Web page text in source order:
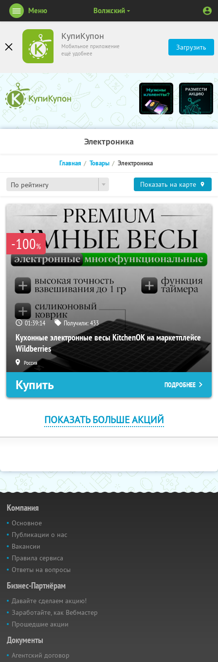
КупиКупон
Мобильное приложение
ещё удобнее
Загрузить
Меню Волжский
Электроника
По рейтингу
Главная Товары Электроника
Показать на карте
-100%
01:39:14 Получили:433
Кухонные электронные весы KitchenOK на маркетплейсе
Wildberries
Россия
Купить ПОДРОБНЕЕ
ПОКАЗАТЬ БОЛЬШЕ АКЦИЙ
Компания
Основное
Публикации о нас
Вакансии
Правила сервиса
Ответы на вопросы
Бизнес-Партнёрам
Давайте сделаем акцию!
Заработайте, как Вебмастер
Прошедшие акции
Документы
Агентский договор